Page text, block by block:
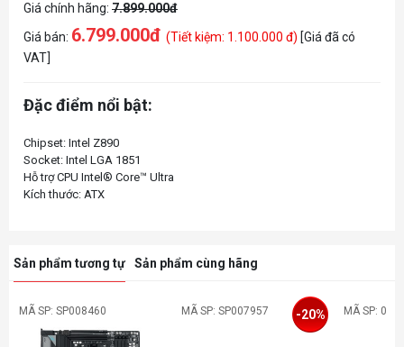
Giá chính hãng: 7.899.000đ
Giá bán: 6.799.000đ (Tiết kiệm: 1.100.000 đ) [Giá đã có
VAT]
Đặc điểm nổi bật:
Chipset: Intel Z890
Socket: Intel LGA 1851
Hỗ trợ CPU Intel® Core™ Ultra
Sản phẩm tương tự Sản phẩm cùng hãng
MÃ SP: SP008460 MÃ SP: SP007957 -20% MÃ SP: 0